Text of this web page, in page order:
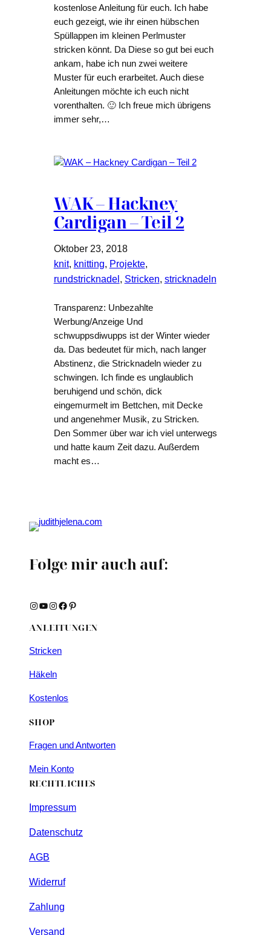
kostenlose Anleitung für euch. Ich habe
euch gezeigt, wie ihr einen hübschen
Spüllappen im kleinen Perlmuster
stricken könnt. Da Diese so gut bei euch
ankam, habe ich nun zwei weitere
Muster für euch erarbeitet. Auch diese
Anleitungen möchte ich euch nicht
vorenthalten. 🙂 Ich freue mich übrigens
immer sehr,…
WAK – Hackney
Cardigan – Teil 2
Oktober 23, 2018
knit, knitting, Projekte
rundstricknadel , Stricken, stricknadeln
Transparenz: Unbezahlte
Werbung/Anzeige Und
schwuppsdiwupps ist der Winter wieder
da. Das bedeutet für mich, nach langer
Abstinenz, die Stricknadeln wieder zu
schwingen. Ich finde es unglaublich
beruhigend und schön, dick
eingemurmelt im Bettchen, mit Decke
und angenehmer Musik, zu Stricken.
Den Sommer über war ich viel unterwegs
und hatte kaum Zeit dazu. Außerdem
macht es…
Folge mir auch auf:
Instagram YouTube Instagram Facebook Pinterest
ANLEITUNGEN
Stricken
Häkeln
Kostenlos
SHOP
Fragen und Antworten
Mein Konto
RECHTLICHES
Impressum
Datenschutz
AGB
Widerruf
Zahlung
Versand